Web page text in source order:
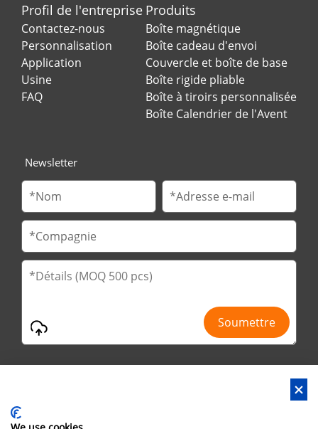
Profil de l'entreprise
Contactez-nous
Personnalisation
Application
Usine
FAQ
Produits
Boîte magnétique
Boîte cadeau d'envoi
Couvercle et boîte de base
Boîte rigide pliable
Boîte à tiroirs personnalisée
Boîte Calendrier de l'Avent
Newsletter